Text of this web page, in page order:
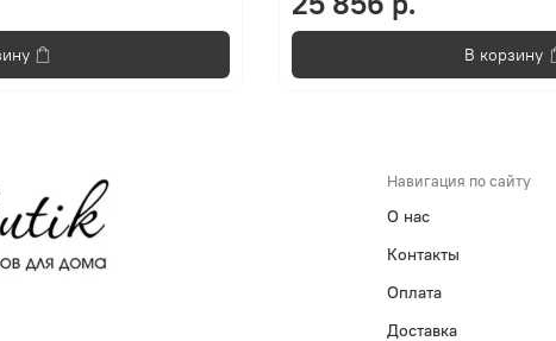
В корзину
Навигация по сайту
О нас
Контакты
Оплата
Доставка